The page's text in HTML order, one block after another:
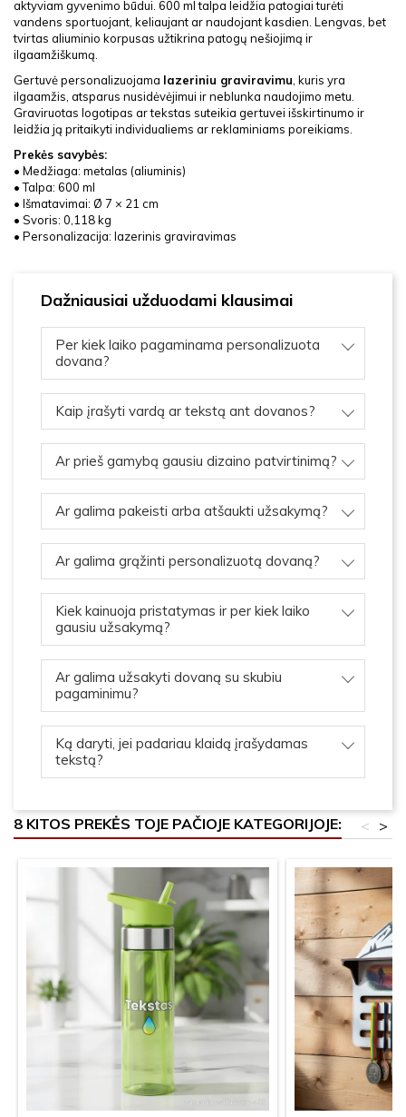
aktyviam gyvenimo būdui. 600 ml talpa leidžia patogiai turėti
vandens sportuojant, keliaujant ar naudojant kasdien. Lengvas, bet
tvirtas aliuminio korpusas užtikrina patogų nešiojimą ir
ilgaamžiškumą.
Gertuvė personalizuojama lazeriniu graviravimu, kuris yra
ilgaamžis, atsparus nusidėvėjimui ir neblunka naudojimo metu.
Graviruotas logotipas ar tekstas suteikia gertuvei išskirtinumo ir
leidžia ją pritaikyti individualiems ar reklaminiams poreikiams.
Prekės savybės:
• Medžiaga: metalas (aliuminis)
• Talpa: 600 ml
• Išmatavimai: Ø 7 × 21 cm
• Svoris: 0,118 kg
• Personalizacija: lazerinis graviravimas
Dažniausiai užduodami klausimai
Per kiek laiko pagaminama personalizuota
dovana?
Kaip įrašyti vardą ar tekstą ant dovanos?
Ar prieš gamybą gausiu dizaino patvirtinimą?
Ar galima pakeisti arba atšaukti užsakymą?
Ar galima grąžinti personalizuotą dovaną?
Kiek kainuoja pristatymas ir per kiek laiko
gausiu užsakymą?
Ar galima užsakyti dovaną su skubiu
pagaminimu?
Ką daryti, jei padariau klaidą įrašydamas
tekstą?
8 KITOS PREKĖS TOJE PAČIOJE KATEGORIJOJE: >
<